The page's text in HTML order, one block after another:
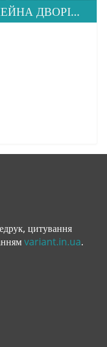
ЗДАЄТЬСЯ В ОРЕНДУ СІМЕЙНА ДВОРІВНЕВА КВАРТИРА В М. УЖГОРОД
цитування
variant.in.ua.